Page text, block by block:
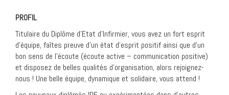
PROFIL
Titulaire du Diplôme d’Etat d’Infirmier, vous avez un fort esprit
d’équipe, faîtes preuve d’un état d’esprit positif ainsi que d’un
bon sens de l’écoute (écoute active – communication positive)
et disposez de belles qualités d’organisation, alors rejoignez-
nous ! Une belle équipe, dynamique et solidaire, vous attend !